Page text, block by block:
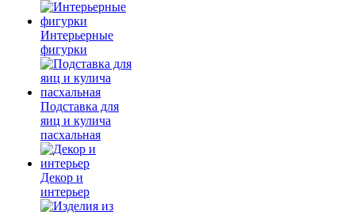
Интерьерные
фигурки
Подставка для
яиц и кулича
пасхальная
Декор и
интерьер